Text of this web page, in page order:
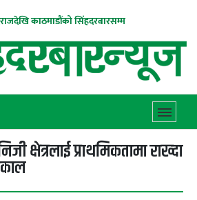
काठमाडौंको सिंहदरबारसम्म
क्षेत्रलाई प्राथमिकतामा राख्दा